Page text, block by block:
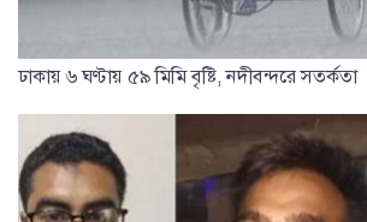
ঢাকায় ৬ ঘণ্টায় ৫৯ মিমি বৃষ্টি, নদীবন্দরে সতর্কতা